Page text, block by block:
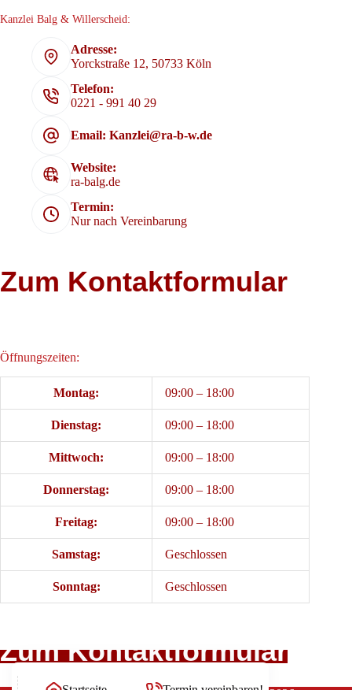
Kanzlei Balg & Willerscheid:
Adresse:
Yorckstraße 12, 50733 Köln
Telefon:
0221 - 991 40 29
Email: Kanzlei@ra-b-w.de
Website:
ra-balg.de
Termin:
Nur nach Vereinbarung
Zum Kontaktformular
Öffnungszeiten:
Montag: 09:00 – 18:00
Dienstag: 09:00 – 18:00
Mittwoch: 09:00 – 18:00
Donnerstag: 09:00 – 18:00
Freitag: 09:00 – 18:00
Samstag: Geschlossen
Sonntag: Geschlossen
Zum Kontaktformular